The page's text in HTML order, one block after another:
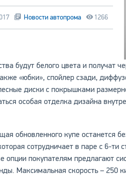
Новости автопрома 1266
будут белого цвета и получат
«юбки», спойлер сзади,
диски с покрышками
особая отделка дизайна
обновленного купе останется
сотрудничает в паре с 6-
опции покупателям предлагают
Максимальная скорость – 250